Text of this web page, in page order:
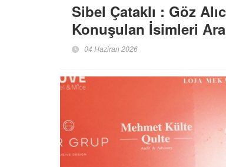
Sibel Çataklı : Göz
Konuşulan İsimleri
04 Haziran 2026